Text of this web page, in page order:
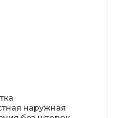
наружная